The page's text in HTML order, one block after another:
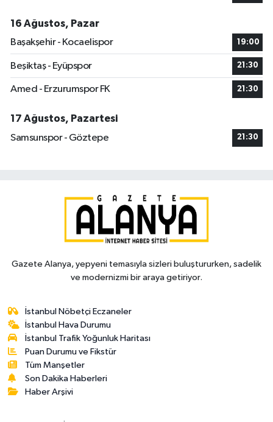
16 Ağustos, Pazar
Başakşehir - Kocaelispor
19:00
Beşiktaş - Eyüpspor 21:30
Amed - Erzurumspor FK 21:30
17 Ağustos, Pazartesi
Samsunspor - Göztepe
21:30
Gazete Alanya, yepyeni temasıyla sizleri buluştururken, sadelik
ve modernizmi bir araya getiriyor.
İstanbul Nöbetçi Eczaneler
İstanbul Hava Durumu
İstanbul Trafik Yoğunluk Haritası
Puan Durumu ve Fikstür
Tüm Manşetler
Son Dakika Haberleri
Haber Arşivi